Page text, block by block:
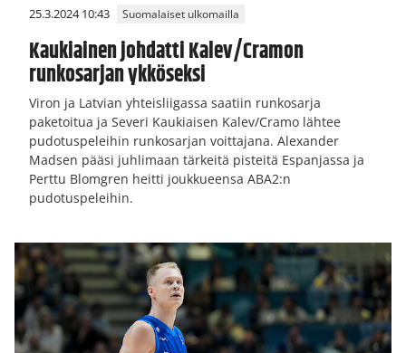
25.3.2024 10:43 Suomalaiset ulkomailla
Kaukiainen johdatti Kalev/Cramon
runkosarjan ykköseksi
Viron ja Latvian yhteisliigassa saatiin runkosarja
paketoitua ja Severi Kaukiaisen Kalev/Cramo lähtee
pudotuspeleihin runkosarjan voittajana. Alexander
Madsen pääsi juhlimaan tärkeitä pisteitä Espanjassa ja
Perttu Blomgren heitti joukkueensa ABA2:n
pudotuspeleihin.